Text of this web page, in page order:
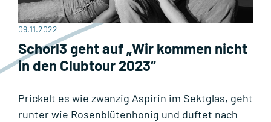
09.11.2022
Schorl3 geht auf „Wir kommen nicht
in den Clubtour 2023“
Prickelt es wie zwanzig Aspirin im Sektglas, geht
runter wie Rosenblütenhonig und duftet nach